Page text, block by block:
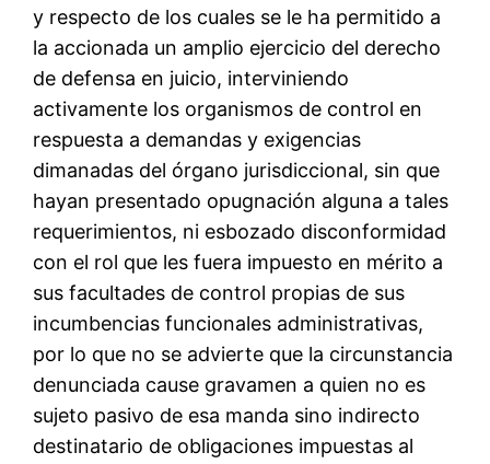
y respecto de los cuales se le ha permitido a
la accionada un amplio ejercicio del derecho
de defensa en juicio, interviniendo
activamente los organismos de control en
respuesta a demandas y exigencias
dimanadas del órgano jurisdiccional, sin que
hayan presentado opugnación alguna a tales
requerimientos, ni esbozado disconformidad
con el rol que les fuera impuesto en mérito a
sus facultades de control propias de sus
incumbencias funcionales administrativas,
por lo que no se advierte que la circunstancia
denunciada cause gravamen a quien no es
sujeto pasivo de esa manda sino indirecto
destinatario de obligaciones impuestas al